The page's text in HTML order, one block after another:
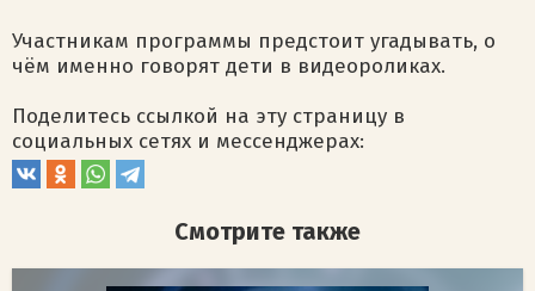
Участникам программы предстоит угадывать, о
чём именно говорят дети в видеороликах.
Поделитесь ссылкой на эту страницу в
социальных сетях и мессенджерах:
Смотрите также